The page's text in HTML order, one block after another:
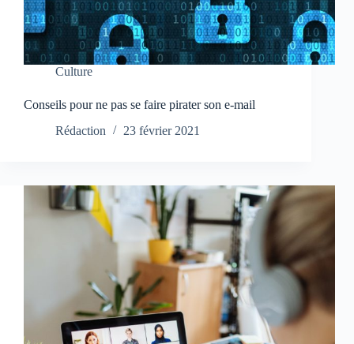
Culture
Conseils pour ne pas se faire pirater son e-mail
Rédaction
23 février 2021